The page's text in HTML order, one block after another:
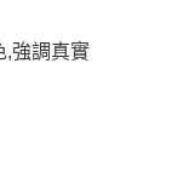
,強調真實